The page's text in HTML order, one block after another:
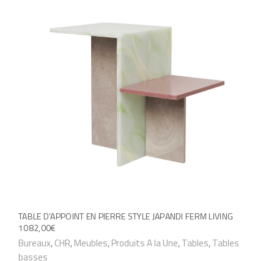
TABLE D’APPOINT EN PIERRE STYLE JAPANDI FERM LIVING
1082,00€
Bureaux,CHR,Meubles,Produits A la Une,Tables,Tables
basses